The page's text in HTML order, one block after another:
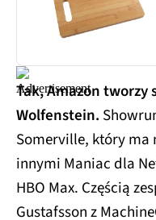
Tak, Amazon
Wolfenstein.
Somerville, który ma
innymi Maniac dla
HBO Max. Częścią
Gustafsson z